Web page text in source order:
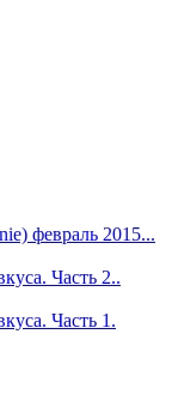
февраль 2015...
Часть 2..
Часть 1.